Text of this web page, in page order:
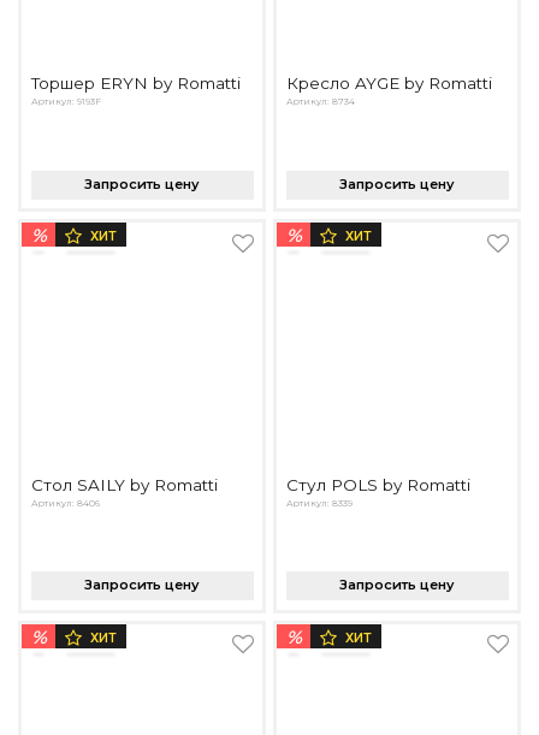
Торшер ERYN by Romatti
Артикул: 9193F
Запросить цену
Кресло AYGE by Romatti
Артикул: 8734
Запросить цену
% ХИТ
Стол SAILY by Romatti
Артикул: 8406
Запросить цену
% ХИТ
Стул POLS by Romatti
Артикул: 8339
Запросить цену
% ХИТ % ХИТ